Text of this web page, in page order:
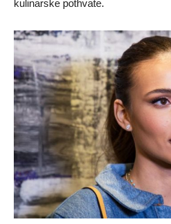
kulinarske pothvate.